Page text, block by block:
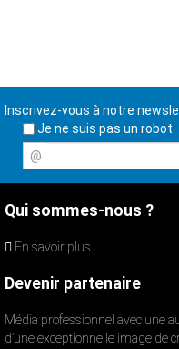
Inscrivez-vous à notre
Je ne suis pas un robot
@
Qui sommes-nous ?
En savoir plus
Devenir partenaire
Média professionnel avec une
d’une exceptionnelle image de